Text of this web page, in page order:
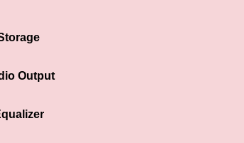
Output